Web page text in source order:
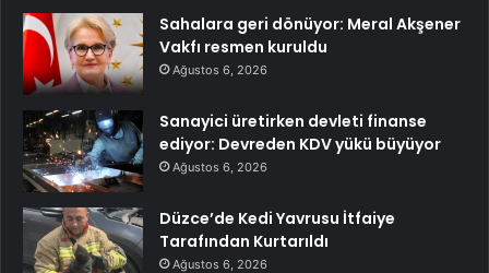
Sahalara geri dönüyor: Meral Akşener
Vakfı resmen kuruldu
Ağustos 6, 2026
Sanayici üretirken devleti finanse
ediyor: Devreden KDV yükü büyüyor
Ağustos 6, 2026
Düzce’de Kedi Yavrusu İtfaiye
Tarafından Kurtarıldı
Ağustos 6, 2026